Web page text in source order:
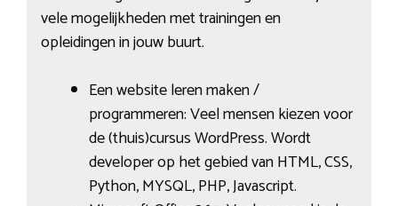
vele mogelijkheden met trainingen en
opleidingen in jouw buurt.
Een website leren maken /
programmeren: Veel mensen kiezen voor
de (thuis)cursus WordPress. Wordt
developer op het gebied van HTML, CSS,
Python, MYSQL, PHP, Javascript.